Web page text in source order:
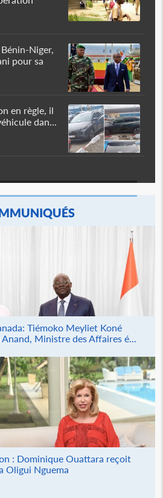
Niger,
pour sa
en règle, il
dan...
Tiémoko Meyliet Koné
Ministre des Affaires é...
: Dominique Ouattara reçoit
Oligui Nguema